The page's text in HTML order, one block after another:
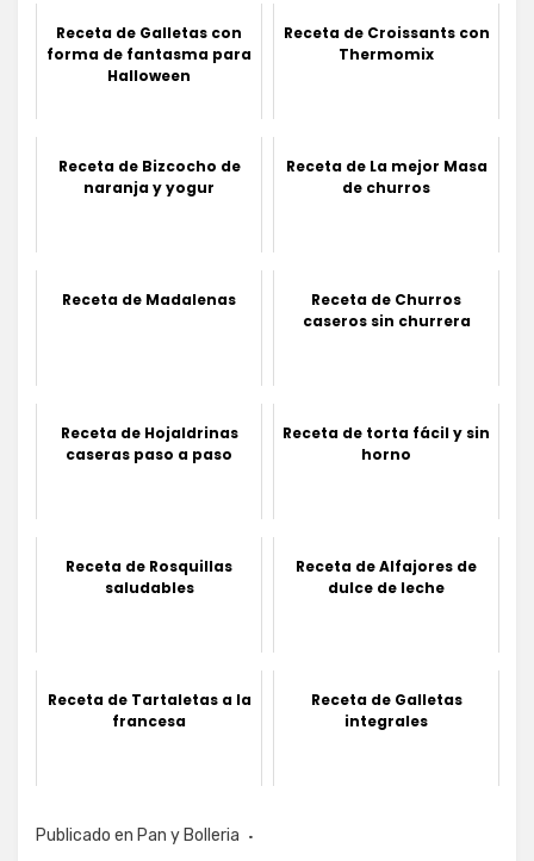
Receta de Galletas con
forma de fantasma para
Halloween
Receta de Croissants con
Thermomix
Receta de Bizcocho de
naranja y yogur
Receta de La mejor Masa
de churros
Receta de Madalenas
Receta de Churros
caseros sin churrera
Receta de Hojaldrinas
caseras paso a paso
Receta de torta fácil y sin
horno
Receta de Rosquillas
saludables
Receta de Alfajores de
dulce de leche
Receta de Tartaletas a la
francesa
Receta de Galletas
integrales
Publicado en Pan y Bolleria